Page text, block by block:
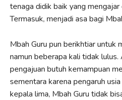
tenaga didik baik yang
Termasuk, menjadi asa bagi
Mbah Guru pun berikhtiar untuk
namun beberapa kali tidak lulus.
pengajuan butuh kemampuan
sementara karena pengaruh
kepala lima, Mbah Guru tidak